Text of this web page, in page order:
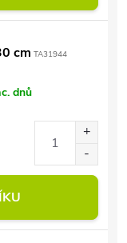
cm TA31944
dnů